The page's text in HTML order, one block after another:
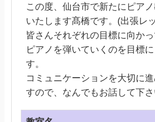
この度、仙台市で新たにピア
いたします髙橋です。(出張レ
皆さんそれぞれの目標に向かっ
ピアノを弾いていくのを目標
す。
コミュニケーションを大切に
すので、なんでもお話して下さ